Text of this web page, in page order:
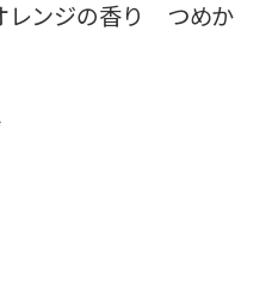
ンジの香り つめか